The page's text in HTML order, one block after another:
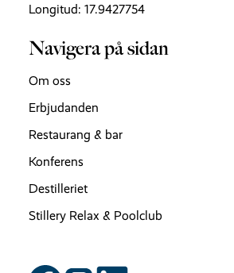
Longitud: 17.9427754
Navigera på sidan
Om oss
Erbjudanden
Restaurang & bar
Konferens
Destilleriet
Stillery Relax & Poolclub